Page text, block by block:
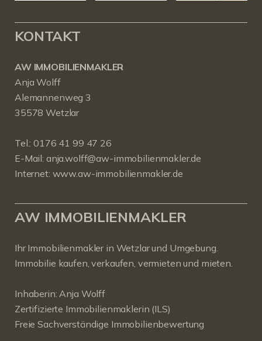
KONTAKT
AW IMMOBILIENMAKLER
Anja Wolff
Alemannenweg 3
35578 Wetzlar
Tel.:0176 41 99 47 26
E-Mail: anja.wolff@aw-immobilienmakler.de
Internet: www.aw-immobilienmakler.de
AW IMMOBILIENMAKLER
Ihr Immobilienmakler in Wetzlar und Umgebung.
Immobilie kaufen, verkaufen, vermieten und mieten.
Inhaberin: Anja Wolff
Zertifizierte Immobilienmaklerin (ILS)
Freie Sachverständige Immobilienbewertung